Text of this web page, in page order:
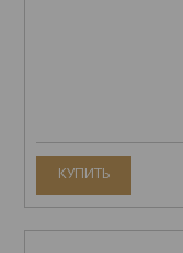
КУПИТЬ